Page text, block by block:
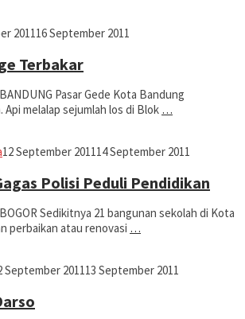
201116 September 2011
Terbakar
Pasar Gede Kota Bandung
Api melalap sejumlah los di Blok …
Jabar
12 September 201114 September 2011
Polisi Peduli Pendidikan
Sedikitnya 21 bangunan sekolah di Kota
perbaikan atau renovasi …
September 201113 September 2011